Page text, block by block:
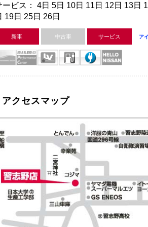
ービス： 4日 5日 10日 11日 12日 13日
19日 25日 26日
新車 中古車 サービス ア
アクセスマップ